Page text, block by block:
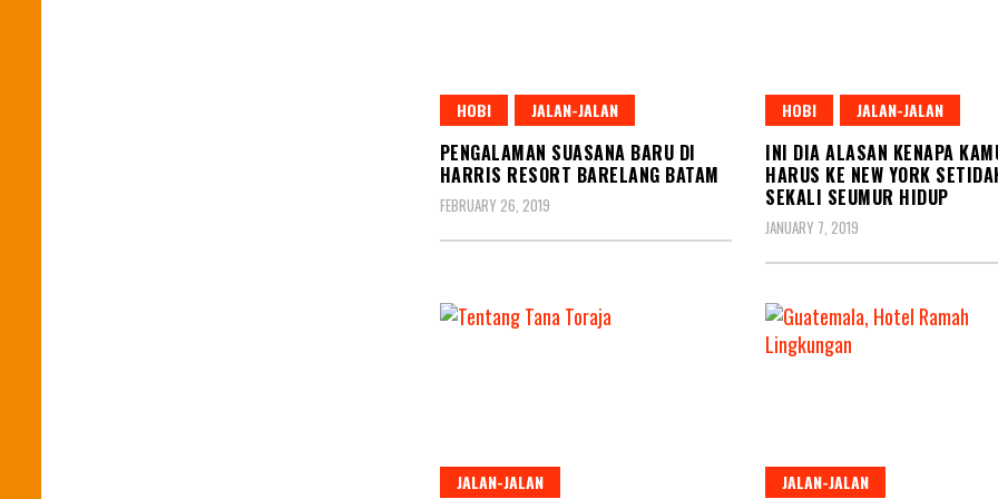
HOBI JALAN-JALAN
PENGALAMAN SUASANA BARU DI
HARRIS RESORT BARELANG BATAM
FEBRUARY 26, 2019
HOBI JALAN-JALAN
INI DIA ALASAN KENAPA
HARUS KE NEW YORK
SEKALI SEUMUR HIDUP
JANUARY 7, 2019
JALAN-JALAN JALAN-JALAN